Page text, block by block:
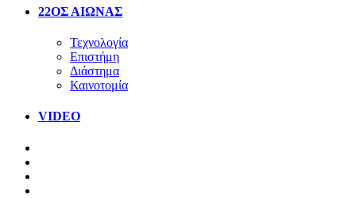
22ΟΣ ΑΙΩΝΑΣ
Τεχνολογία
Επιστήμη
Διάστημα
Καινοτομία
VIDEO